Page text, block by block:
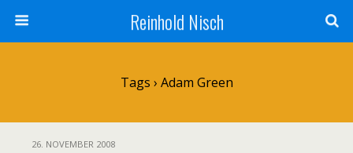
Reinhold Nisch
Tags › Adam Green
26. NOVEMBER 2008